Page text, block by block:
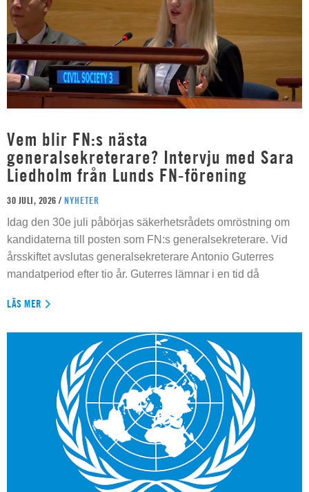
Vem blir FN:s nästa
generalsekreterare? Intervju med Sara
Liedholm från Lunds FN-förening
30 JULI, 2026 / NYHETER
Idag den 30e juli påbörjas säkerhetsrådets omröstning om
kandidaterna till posten som FN:s generalsekreterare. Vid
årsskiftet avslutas generalsekreterare Antonio Guterres
mandatperiod efter tio år. Guterres lämnar i en tid då
LÄS MER